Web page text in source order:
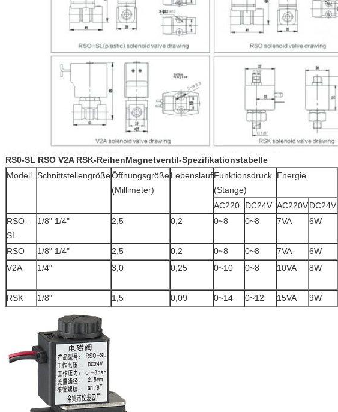
RS0-SL RSO V2A RSK-ReihenMagnetventil-Spezifikationstabelle
Modell SchnittstellengrößeÖffnungsgröße
(Millimeter)
LebenslaufFunktionsdruck
(Stange)
Energie
AC220
DC24V AC220VDC24V
RSO-
SL
1/8" 1/4" 2,5 0,2 0~8 0~8 7VA 6W
RSO 1/8" 1/4" 2,5 0,2 0~8 0~8 7VA 6W
V2A
1/4" 3,0 0,25 0~10 0~8 10VA 8W
RSK 1/8" 1,5 0,09 0~14 0~12 15VA 9W